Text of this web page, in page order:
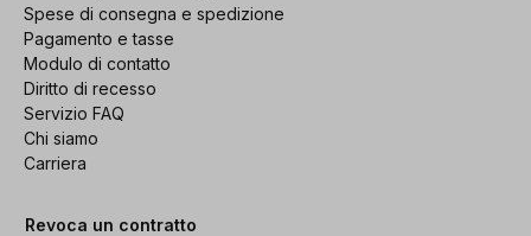
Spese di consegna e spedizione
Pagamento e tasse
Modulo di contatto
Diritto di recesso
Servizio FAQ
Chi siamo
Carriera
Revoca un contratto